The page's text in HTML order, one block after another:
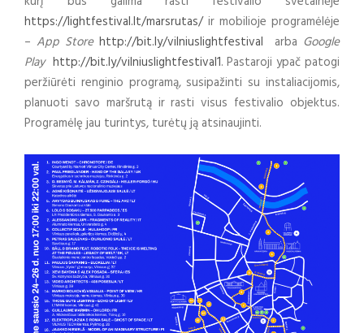
https://lightfestival.lt/marsrutas/ir mobilioje programėlėje
– App Store http://bit.ly/vilniuslightfestival arba Google
Play http://bit.ly/vilniuslightfestival1. Pastaroji ypač patogi
peržiūrėti renginio programą, susipažinti su instaliacijomis,
planuoti savo maršrutą ir rasti visus festivalio objektus.
Programėlę jau turintys, turėtų ją atsinaujinti.